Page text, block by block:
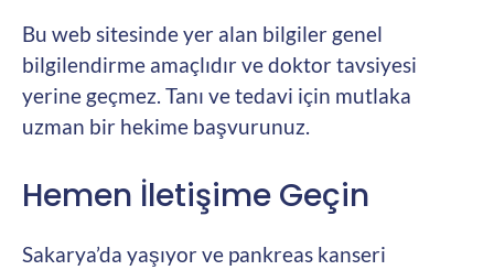
Bu web sitesinde yer alan bilgiler genel
bilgilendirme amaçlıdır ve doktor tavsiyesi
yerine geçmez. Tanı ve tedavi için mutlaka
uzman bir hekime başvurunuz.
Hemen İletişime Geçin
Sakarya’da yaşıyor ve pankreas kanseri